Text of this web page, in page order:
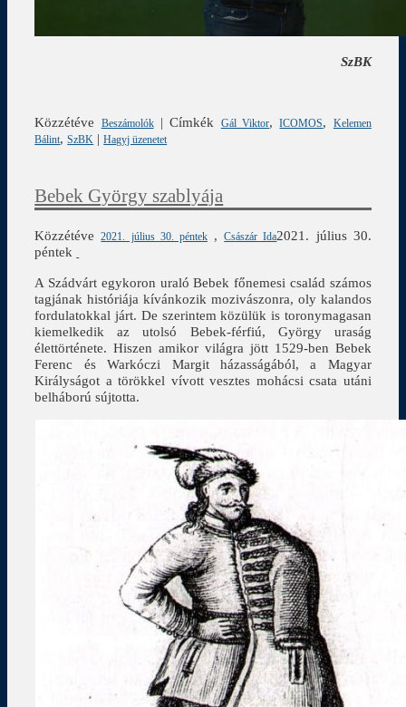
SzBK
Közzétéve Beszámolók|Címkék Gál Viktor,ICOMOS,
Kelemen
Bálint,SzBK |Hagyj üzenetet
Bebek György szablyája
Közzétéve2021. július 30. péntek ,Császár Ida2021. július 30.
péntek
A Szádvárt egykoron uraló Bebek főnemesi család számos
tagjának históriája kívánkozik mozivászonra, oly kalandos
fordulatokkal járt. De szerintem közülük is toronymagasan
kiemelkedik az utolsó Bebek-férfiú, György uraság
élettörténete. Hiszen amikor világra jött 1529-ben Bebek
Ferenc és Warkóczi Margit házasságából, a Magyar
Királyságot a törökkel vívott vesztes mohácsi csata utáni
belháború sújtotta.